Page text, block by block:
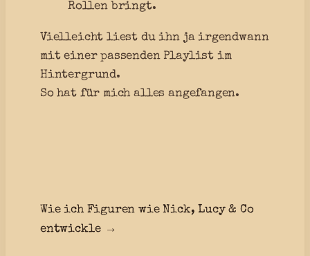
Rollen bringt.
Vielleicht liest du ihn ja irgendwann
mit einer passenden Playlist im
Hintergrund.
So hat für mich alles angefangen.
Wie ich Figuren wie Nick, Lucy & Co
entwickle →